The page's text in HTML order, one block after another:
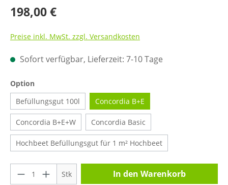
198,00 €
Preise inkl. MwSt. zzgl. Versandkosten
Sofort verfügbar, Lieferzeit: 7-10 Tage
Optionauswählen
Befüllungsgut 100l
Concordia B+E
Concordia B+E+W Concordia Basic
Hochbeet Befüllungsgut für 1 m² Hochbeet
Produkt Anzahl: Gib den gewünschten
Stk In den Warenkorb